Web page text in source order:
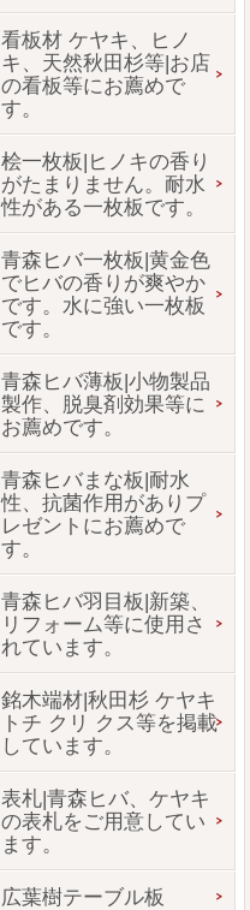
看板材 ケヤキ、ヒノ
キ、天然秋田杉等|お店
の看板等にお薦めで
す。
桧一枚板|ヒノキの香り
がたまりません。耐水
性がある一枚板です。
青森ヒバ一枚板|黄金色
でヒバの香りが爽やか
です。水に強い一枚板
です。
青森ヒバ薄板|小物製品
製作、脱臭剤効果等に
お薦めです。
青森ヒバまな板|耐水
性、抗菌作用がありプ
レゼントにお薦めで
す。
青森ヒバ羽目板|新築、
リフォーム等に使用さ
れています。
銘木端材|秋田杉 ケヤキ
トチ クリ クス等を掲載
しています。
表札|青森ヒバ、ケヤキ
の表札をご用意してい
ます。
広葉樹テーブル板